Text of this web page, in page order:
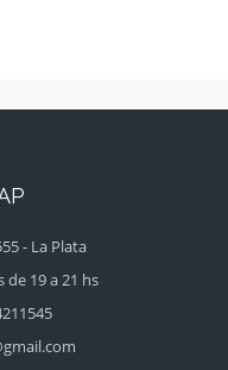
- La Plata
19 a 21 hs